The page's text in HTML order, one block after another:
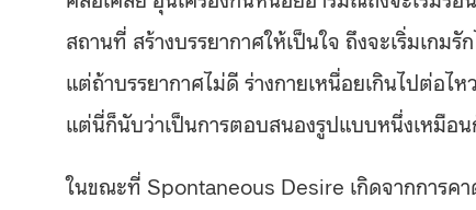
สถานที่ สร้างบรรยากาศให้เป็นใจ ถึงจะเริ่มเกม
แต่ถ้าบรรยากาศไม่ดี ร่างกายเหนื่อยเกินไปต่อ
แต่นี่ก็นับว่าเป็นการตอบสนองรูปแบบหนึ่งเหมือ
ในขณะที่ Spontaneous Desire เกิดจากการค